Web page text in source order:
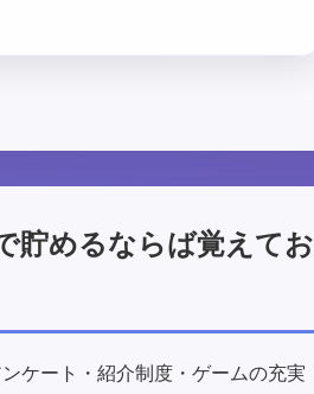
貯めるならば覚えてお
ケート・紹介制度・ゲームの充実